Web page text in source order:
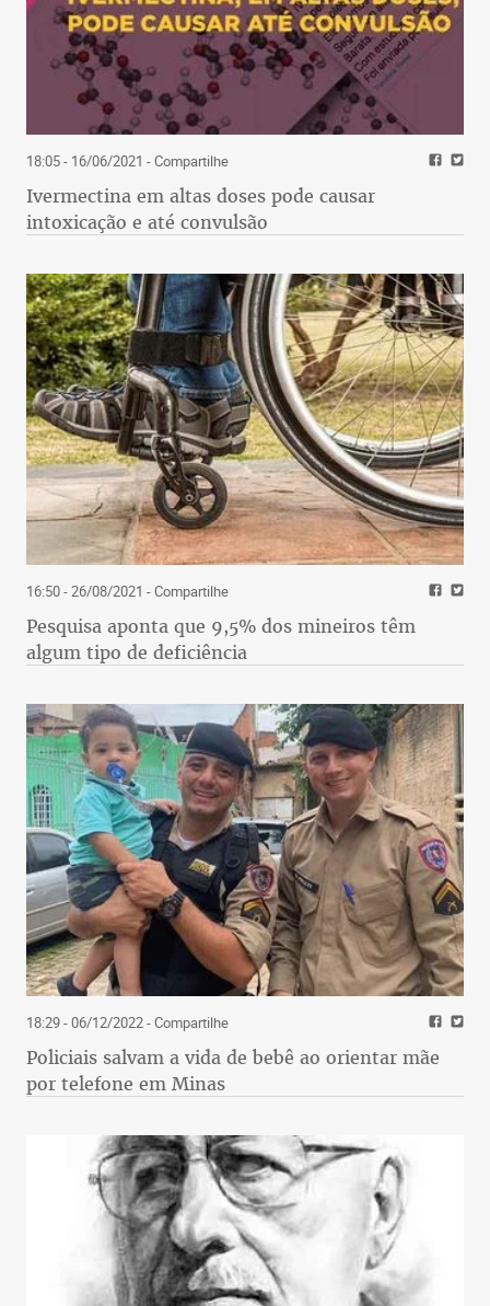
18:05 - 16/06/2021 - Compartilhe
Ivermectina em altas doses pode causar
intoxicação e até convulsão
16:50 - 26/08/2021 - Compartilhe
Pesquisa aponta que 9,5% dos mineiros têm
algum tipo de deficiência
18:29 - 06/12/2022- Compartilhe
Policiais salvam a vida de bebê ao orientar mãe
por telefone em Minas